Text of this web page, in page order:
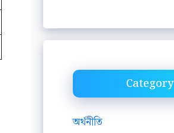
Category
অর্থনীতি